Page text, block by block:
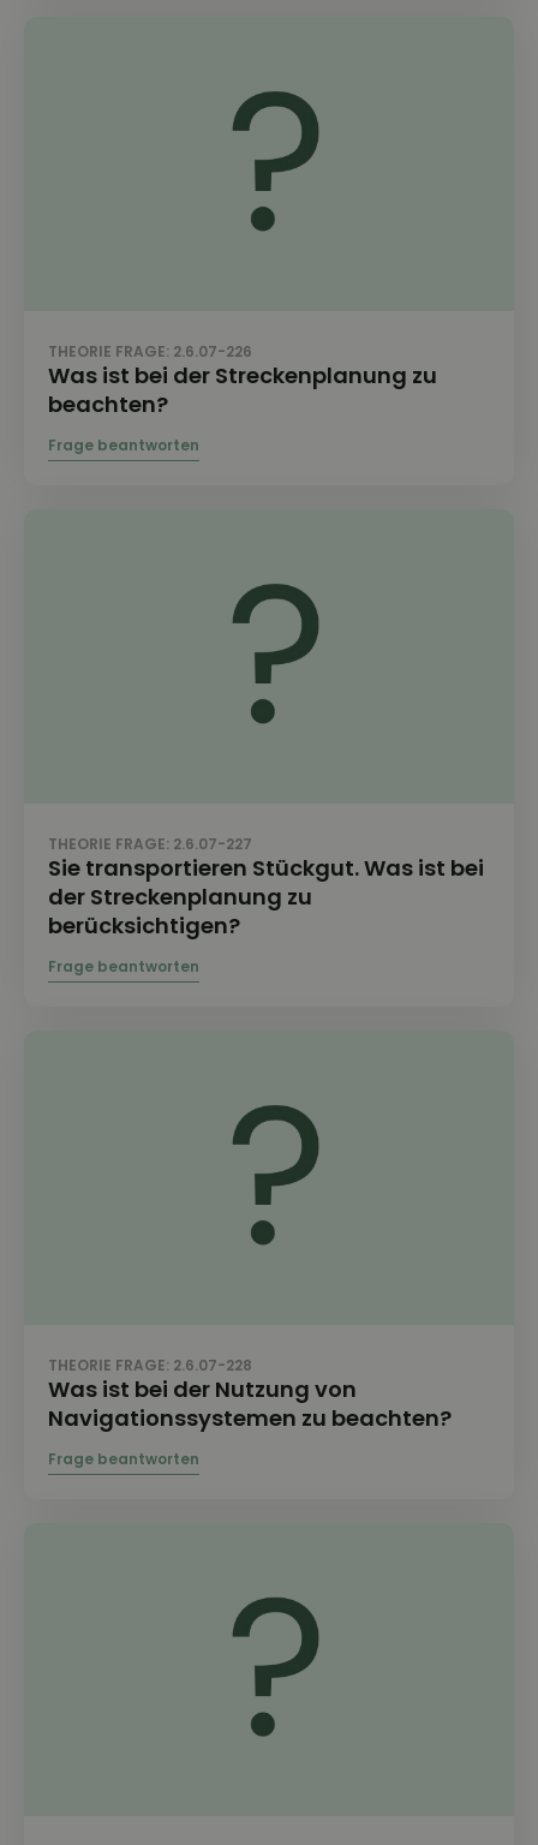
THEORIE FRAGE: 2.6.07-226
Was ist bei der Streckenplanung zu
beachten?
THEORIE FRAGE: 2.6.07-227
Sie transportieren Stückgut. Was ist bei
der Streckenplanung zu
berücksichtigen?
THEORIE FRAGE: 2.6.07-228
Was ist bei der Nutzung von
Navigationssystemen zu beachten?